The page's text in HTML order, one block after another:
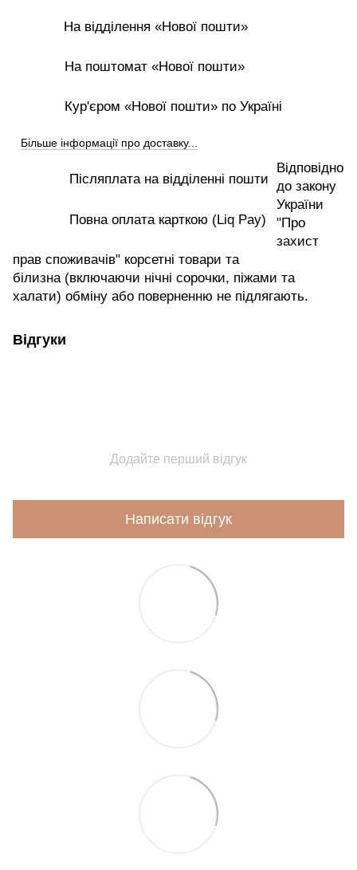
На відділення «Нової пошти»
На поштомат «Нової пошти»
Кур'єром «Нової пошти» по Україні
Більше інформації про доставку...
Післяплата на відділенні пошти
Повна оплата карткою (Liq Pay)
Відповідно
до закону
України
"Про
захист
прав споживачів" корсетні товари та
білизна (включаючи нічні сорочки, піжами та
халати) обміну або поверненню не підлягають.
Відгуки
Додайте перший відгук
Написати відгук